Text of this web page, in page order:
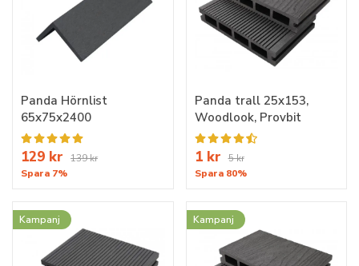
Panda Hörnlist
65x75x2400
129 kr
139 kr
Spara 7%
Panda trall 25x153,
Woodlook, Provbit
1 kr 5 kr
Spara 80%
Kampanj Kampanj